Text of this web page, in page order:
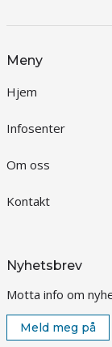
Meny
Hjem
Infosenter
Om oss
Kontakt
Nyhetsbrev
Motta info om
Meld meg på